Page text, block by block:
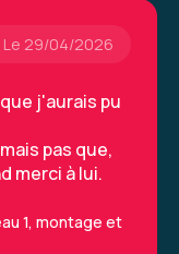
Le 29/04/2026
j'aurais pu
pas que,
merci à lui.
1, montage et